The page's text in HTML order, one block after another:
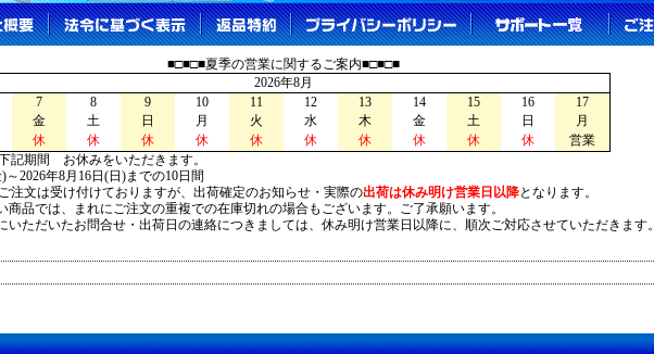
■□■□■夏季の営業に関するご案内■□■□■
2026年8月
7 8 9 10 11 12 13 14 15 16
17
金 土 日 月 火 水 木 金 土 日
月
休 休 休 休 休 休 休 休 休 休
営業
記期間 お休みをいただきます。
～2026年8月16日(日)までの10日間
注文は受け付けておりますが、出荷確定のお知らせ・実際の出荷は休み明け営業日以降となります。
品では、まれにご注文の重複での在庫切れの場合もございます。ご了承願います。
ただいたお問合せ・出荷日の連絡につきましては、休み明け営業日以降に、順次ご対応させていただきます。